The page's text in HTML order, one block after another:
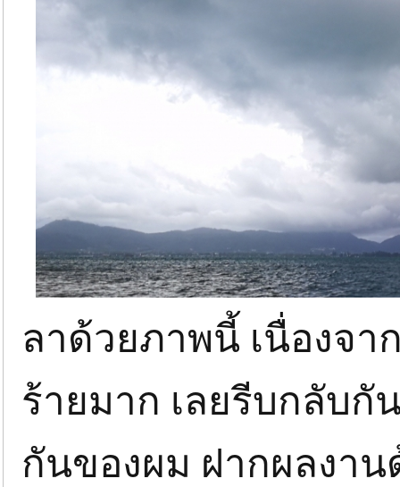
ลาด้วยภาพนี้ เนื่องจา
ร้ายมาก เลยรีบกลับกั
กันของผม ฝากผลงา